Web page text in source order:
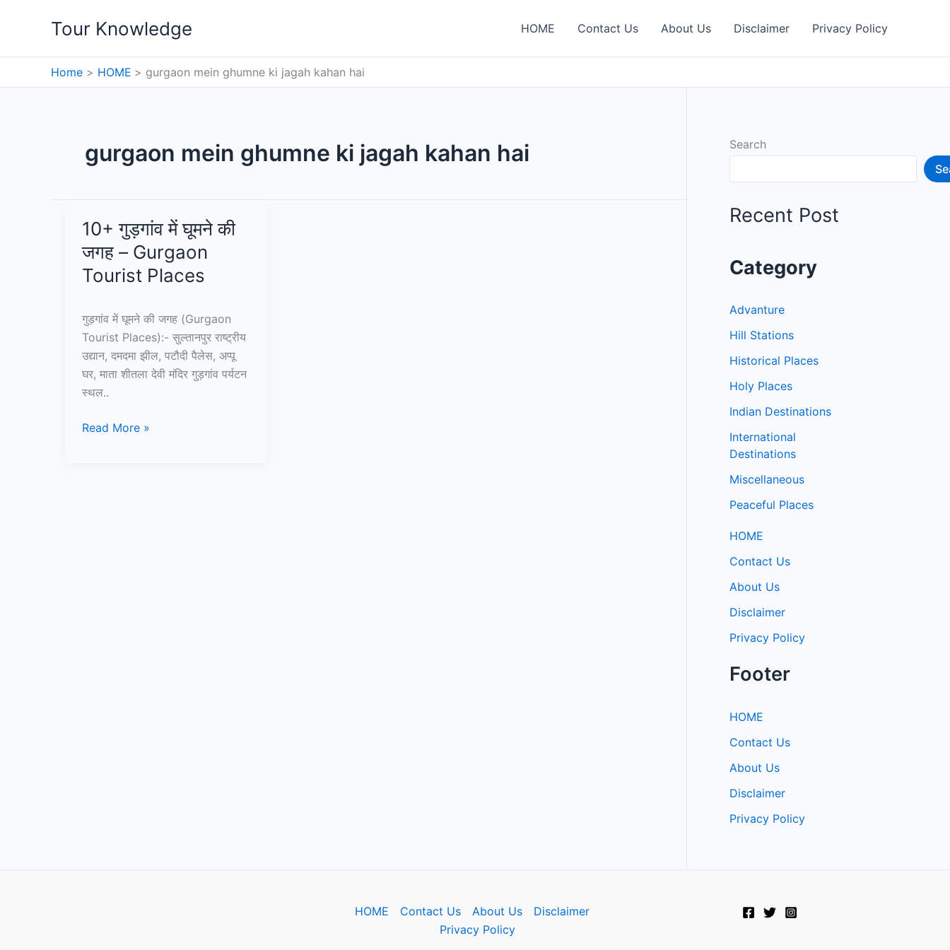
Tour Knowledge HOME Contact Us About Us Disclaimer Privacy Policy
Home HOME gurgaon mein ghumne ki jagah kahan hai
gurgaon mein ghumne ki jagah kahan hai
10+ गुड़गांव में घूमने की
जगह – Gurgaon
Tourist Places
गुड़गांव में घूमने की जगह (Gurgaon
Tourist Places):- सुल्तानपुर राष्ट्रीय
उद्यान, दमदमा झील, पटौदी पैलेस, अप्पू
घर, माता शीतला देवी मंदिर गुड़गांव पर्यटन
स्थल..
10+
Read More »
Search
Recent Post
Category
Advanture
Hill Stations
Historical Places
Holy Places
Indian Destinations
International
Destinations
Miscellaneous
Peaceful Places
HOME
Contact Us
About Us
Disclaimer
Privacy Policy
Footer
HOME
Contact Us
About Us
Disclaimer
Privacy Policy
HOME Contact Us About Us
Disclaimer
Privacy Policy